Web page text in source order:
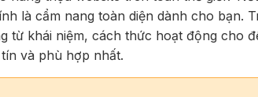
là cẩm nang toàn diện dành cho bạn.
từ khái niệm, cách thức hoạt động cho
và phù hợp nhất.